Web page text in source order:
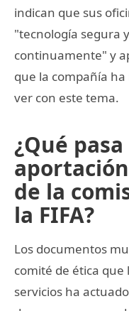
indican que sus
"tecnología segura
continuamente" y
que la compañía
ver con este tema.
¿Qué
de la
la FIFA?
Los documentos
comité de ética
servicios ha